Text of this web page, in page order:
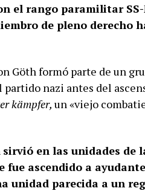
el rango paramilitar
de pleno derecho
Göth formó parte de un
partido nazi antes del
kämpfer, un «viejo
sirvió en las unidades de
fue ascendido a
unidad parecida a un